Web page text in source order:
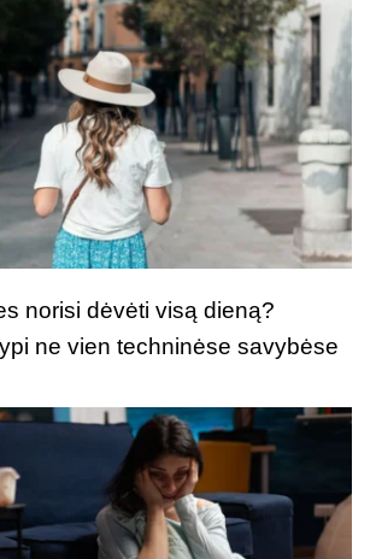
norisi dėvėti visą dieną?
ne vien techninėse savybėse